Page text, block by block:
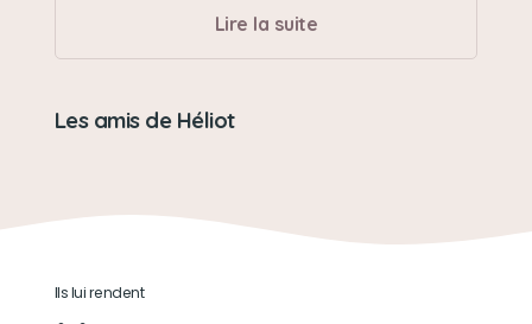
Les balades autour du lac
Sa bêtise préférée
Son caractère
Lire la suite
Les amis de Héliot
Ils lui rendent